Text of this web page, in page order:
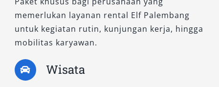
memerlukan layanan rental Elf Palembang
untuk kegiatan rutin, kunjungan kerja, hingga
mobilitas karyawan.
Wisata